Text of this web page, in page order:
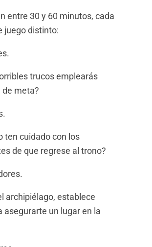
entre 30 y 60 minutos, cada
juego distinto:
trucos emplearás
de meta?
ten cuidado con los
de que regrese al trono?
archipiélago, establece
un lugar en la